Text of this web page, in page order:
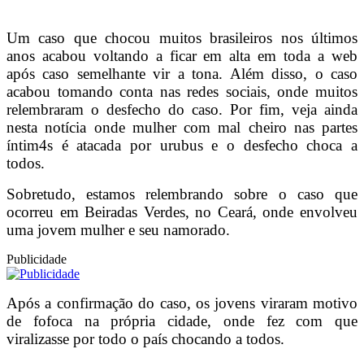
Um caso que chocou muitos brasileiros nos últimos
anos acabou voltando a ficar em alta em toda a web
após caso semelhante vir a tona. Além disso, o caso
acabou tomando conta nas redes sociais, onde muitos
relembraram o desfecho do caso. Por fim, veja ainda
nesta notícia onde mulher com mal cheiro nas partes
íntim4s é atacada por urubus e o desfecho choca a
todos.
Sobretudo, estamos relembrando sobre o caso que
ocorreu em Beiradas Verdes, no Ceará, onde envolveu
uma jovem mulher e seu namorado.
Publicidade
Após a confirmação do caso, os jovens viraram motivo
de fofoca na própria cidade, onde fez com que
viralizasse por todo o país chocando a todos.